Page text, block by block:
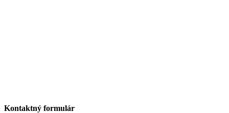
Kontaktný formulár